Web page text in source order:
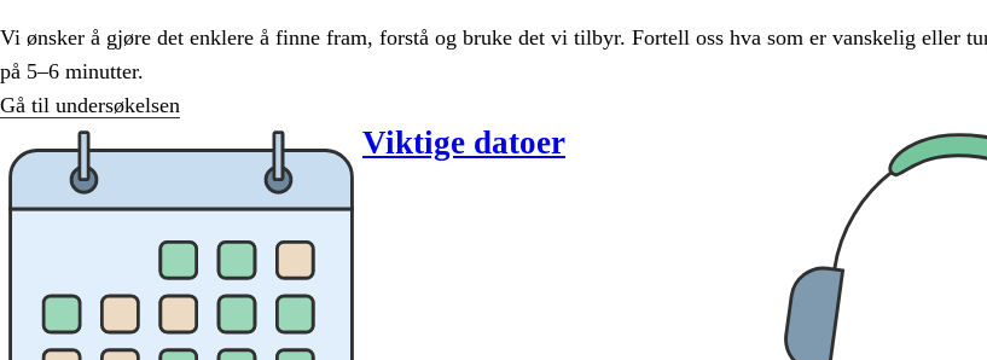
Vi ønsker å gjøre det enklere å finne fram, forstå og bruke det vi tilbyr. Fortell oss hva som er vanskelig eller
på 5–6 minutter.
Gå til undersøkelsen
Viktige datoer